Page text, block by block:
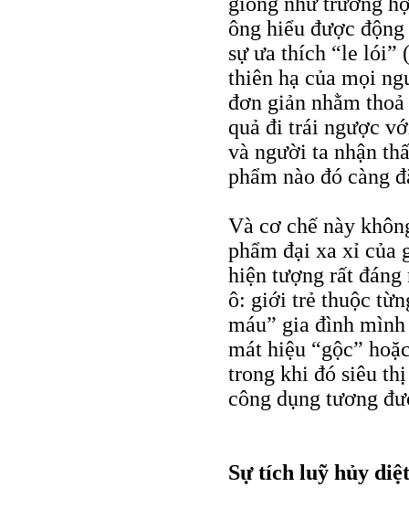
ông hiểu được
sự ưa thích “le lói”
thiên hạ của mọi
đơn giản nhằm
quả đi trái ngược
và người ta nhận
phẩm nào đó càng
Và cơ chế này
phẩm đại xa xỉ của
hiện tượng rất
ô: giới trẻ thuộc
máu” gia đình
mát hiệu “gộc”
trong khi đó siêu
công dụng tương
Sự tích luỹ hủy diệt